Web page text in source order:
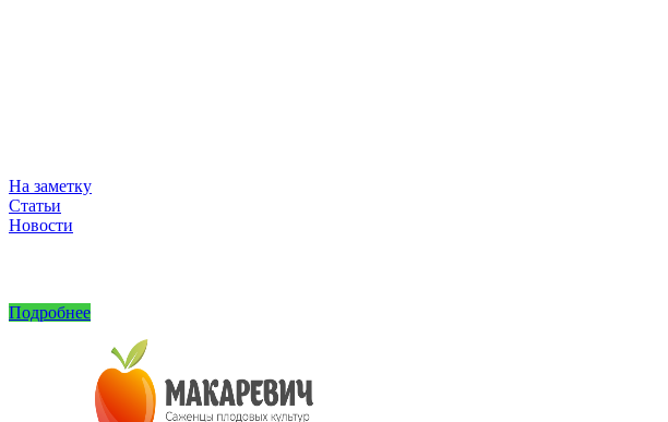
На заметку
Статьи
Новости
Подробнее